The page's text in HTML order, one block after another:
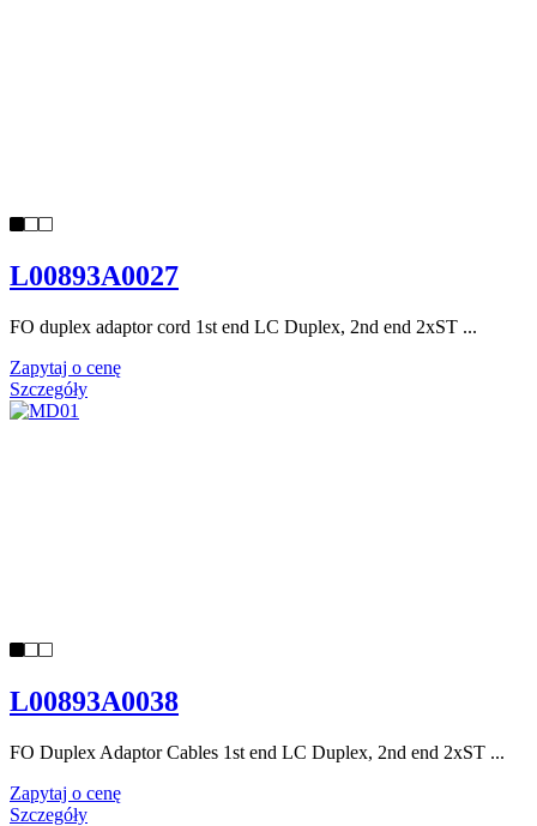
L00893A0027
FO duplex adaptor cord 1st end LC Duplex, 2nd end 2xST ...
Zapytaj o cenę
Szczegóły
L00893A0038
FO Duplex Adaptor Cables 1st end LC Duplex, 2nd end 2xST ...
Zapytaj o cenę
Szczegóły